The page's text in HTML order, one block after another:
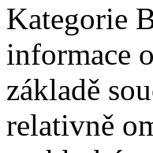
Kategorie
informace
základě
relativně